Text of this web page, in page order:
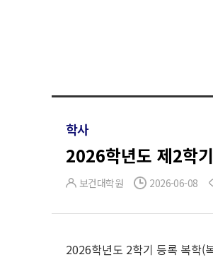
학사
2026학년도 제2학
보건대학원 2026-06-08
2026학년도 2학기 등록 복학(